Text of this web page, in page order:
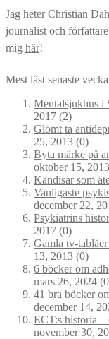
Jag heter Christian
journalist och
mig här!
Mest läst senaste
Mentalsjukhus i
2017 (2)
Glömt ta
25, 2013 (0)
Byta märke på
oktober 15, 2013
Kändisar som
Vanligaste
december 22,
Psykiatrins
2017 (0)
Gamla tv-
13, 2013 (0)
6 böcker om
mars 26, 2024
41 bra böcker
december 14,
ECT:s historia
november 30,